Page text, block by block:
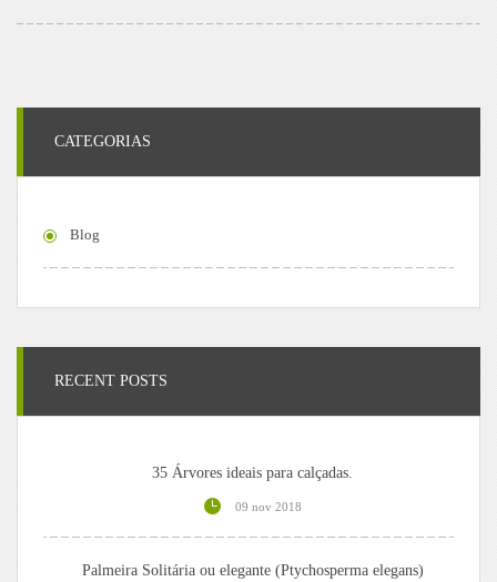
CATEGORIAS
Blog
RECENT POSTS
35 Árvores ideais para calçadas.
09 nov 2018
Palmeira Solitária ou elegante (Ptychosperma elegans)